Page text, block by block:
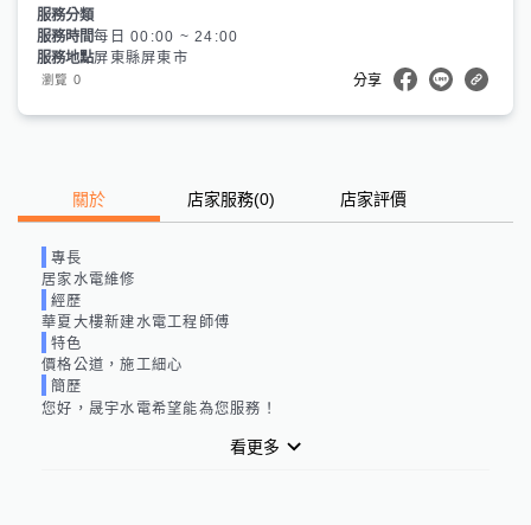
服務分類
服務時間每日 00:00 ~ 24:00
服務地點屏東縣屏東市
瀏覽 0 分享
關於 店家服務(0) 店家評價
專長
居家水電維修
經歷
華夏大樓新建水電工程師傅
特色
價格公道，施工細心
簡歷
您好， 晟宇水電希望能為您服務！
看更多